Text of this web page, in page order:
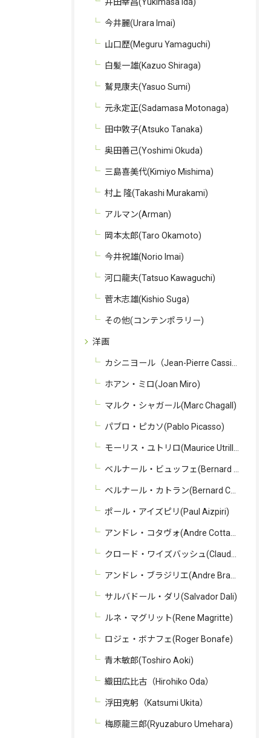
今井麗(Urara Imai)
山口歴(Meguru Yamaguchi)
白髪一雄(Kazuo Shiraga)
鷲見康夫(Yasuo Sumi)
元永定正(Sadamasa Motonaga)
田中敦子(Atsuko Tanaka)
奥田善己(Yoshimi Okuda)
三島喜美代(Kimiyo Mishima)
村上 隆(Takashi Murakami)
アルマン(Arman)
岡本太郎(Taro Okamoto)
今井祝雄(Norio Imai)
河口龍夫(Tatsuo Kawaguchi)
菅木志雄(Kishio Suga)
その他(コンテンポラリー)
洋画
カシニヨール（Jean-Pierre Cassigneul）
ホアン・ミロ(Joan Miro)
マルク・シャガール(Marc Chagall)
パブロ・ピカソ(Pablo Picasso)
モーリス・ユトリロ(Maurice Utrillo)
ベルナール・ビュッフェ(Bernard Buffet)
ベルナール・カトラン(Bernard Cathelin)
ポール・アイズピリ(Paul Aizpiri)
アンドレ・コタヴォ(Andre Cottavoz)
クロード・ワイズバッシュ(Claude Weisbuch)
アンドレ・ブラジリエ(Andre Brasilier)
サルバドール・ダリ(Salvador Dali)
ルネ・マグリット(Rene Magritte)
ロジェ・ボナフェ(Roger Bonafe)
青木敏郎(Toshiro Aoki)
織田広比古（Hirohiko Oda）
浮田克躬（Katsumi Ukita）
梅原龍三郎(Ryuzaburo Umehara)